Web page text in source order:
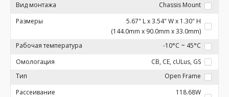
Вид монтажа
Chassis Mount
Размеры
5.67" L x 3.54" W x 1.30" H
(144.0mm x 90.0mm x 33.0mm)
Рабочая температура
-10°C ~ 45°C
Омологация
CB, CE, cULus, GS
Тип
Open Frame
Рассеивание
118.68W